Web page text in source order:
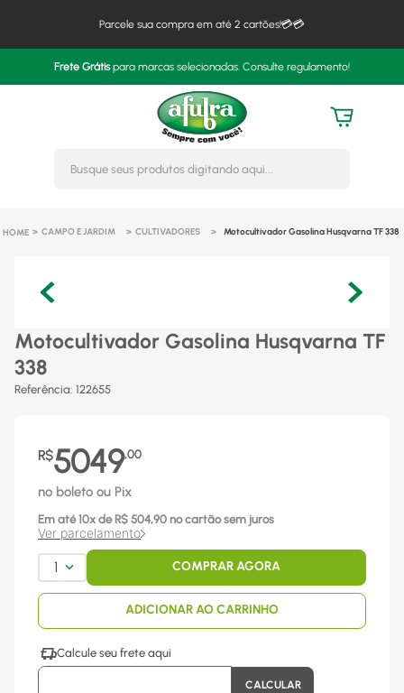
Parcele sua compra em até 2 cartões!💳💳
Frete Grátispara marcas selecionadas. Consulte regulamento!
Busque seus produtos
CAMPO E JARDIM CULTIVADORES Motocultivador Gasolina Husqvarna TF 338
Motocultivador Gasolina Husqvarna TF
338
Referência: 122655
R$5049,00
no boleto ou Pix
Em até 10x de R$ 504,90 no cartão sem juros
Ver parcelamento
1 COMPRAR AGORA
ADICIONAR AO CARRINHO